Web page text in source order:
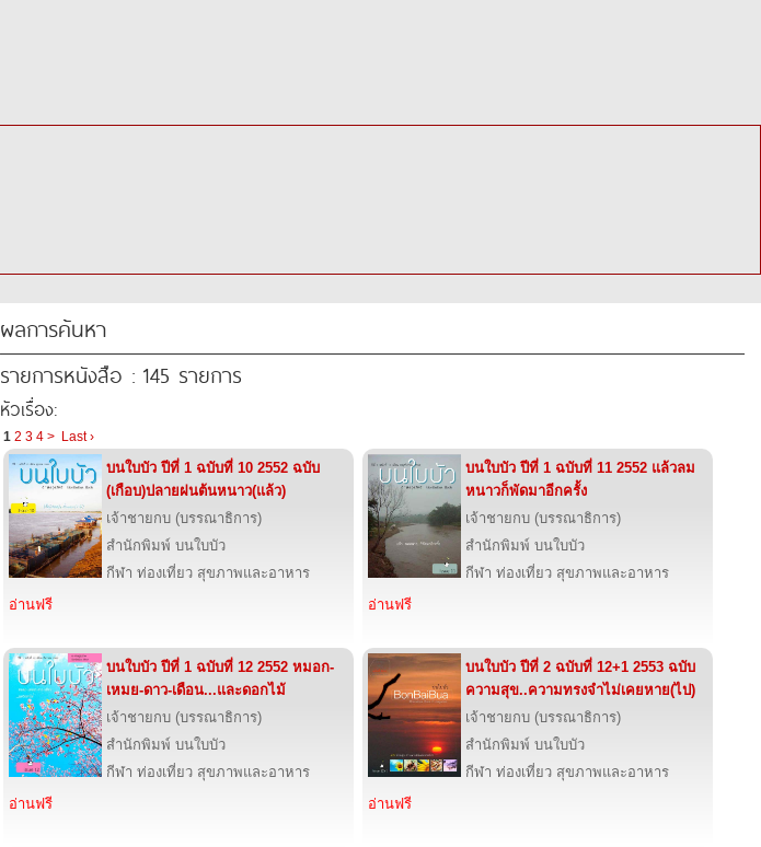
ผลการค้นหา
รายการหนังสือ : 145 รายการ
หัวเรื่อง:
1 2 3 4 > Last ›
บนใบบัว ปีที่ 1 ฉบับที่ 10 2552 ฉบับ
(เกือบ)ปลายฝนต้นหนาว(แล้ว)
เจ้าชายกบ (บรรณาธิการ)
สำนักพิมพ์ บนใบบัว
กีฬา ท่องเที่ยว สุขภาพและอาหาร
อ่านฟรี
บนใบบัว ปีที่ 1 ฉบับที่ 11 2552 แล้วลม
หนาวก็พัดมาอีกครั้ง
เจ้าชายกบ (บรรณาธิการ)
สำนักพิมพ์ บนใบบัว
กีฬา ท่องเที่ยว สุขภาพและอาหาร
อ่านฟรี
บนใบบัว ปีที่ 1 ฉบับที่ 12 2552 หมอก-
เหมย-ดาว-เดือน...และดอกไม้
เจ้าชายกบ (บรรณาธิการ)
สำนักพิมพ์ บนใบบัว
กีฬา ท่องเที่ยว สุขภาพและอาหาร
อ่านฟรี
บนใบบัว ปีที่ 2 ฉบับที่ 12+1 2553 ฉบับ
ความสุข..ความทรงจำไม่เคยหาย(ไป)
เจ้าชายกบ (บรรณาธิการ)
สำนักพิมพ์ บนใบบัว
กีฬา ท่องเที่ยว สุขภาพและอาหาร
อ่านฟรี